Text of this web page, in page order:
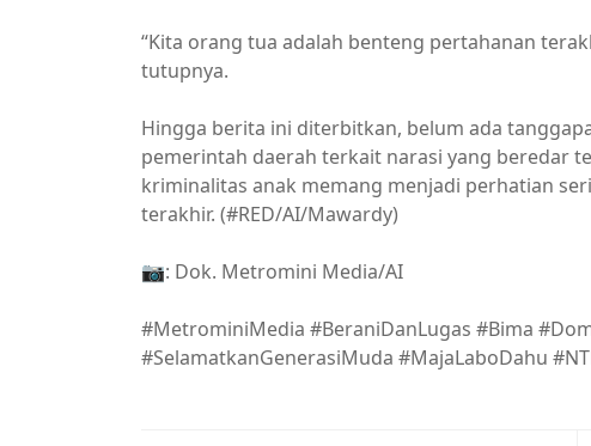
“Kita orang tua adalah benteng pertahanan
tutupnya.
Hingga berita ini diterbitkan, belum ada
pemerintah daerah terkait narasi yang beredar
kriminalitas anak memang menjadi perhatian
terakhir. (#RED/AI/Mawardy)
📷: Dok. Metromini Media/AI
#MetrominiMedia #BeraniDanLugas #Bima
#SelamatkanGenerasiMuda #MajaLaboDahu